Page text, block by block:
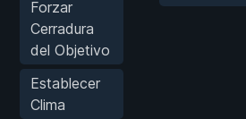
Forzar
Cerradura
del Objetivo
Establecer
Clima